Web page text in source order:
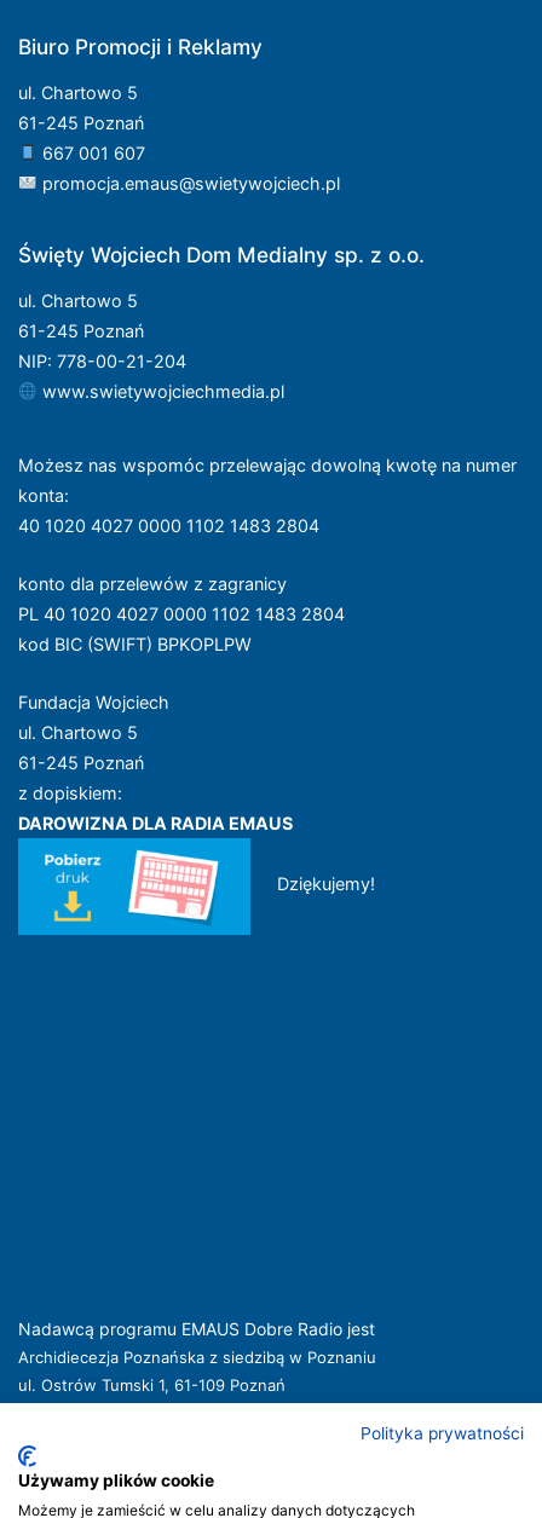
Biuro Promocji i Reklamy
ul. Chartowo 5
61-245 Poznań
667 001 607
promocja.emaus@swietywojciech.pl
Święty Wojciech Dom Medialny sp. z o.o.
ul. Chartowo 5
61-245 Poznań
NIP: 778-00-21-204
www.swietywojciechmedia.pl
Możesz nas wspomóc przelewając dowolną kwotę na numer
konta:
40 1020 4027 0000 1102 1483 2804
konto dla przelewów z zagranicy
PL 40 1020 4027 0000 1102 1483 2804
kod BIC (SWIFT) BPKOPLPW
Fundacja Wojciech
ul. Chartowo 5
61-245 Poznań
z dopiskiem:
DAROWIZNA DLA RADIA EMAUS
Dziękujemy!
Nadawcą programu EMAUS Dobre Radio jest
Archidiecezja Poznańska z siedzibą w Poznaniu
ul. Ostrów Tumski 1, 61-109 Poznań
Nadawca oferuje usługi medialne obejmujące rozpowszechnianie programu
radiowego pod nazwą EMAUS Dobre Radio oraz prowadzenie portalu
Polityka prywatności
Używamy plików cookie
Możemy je zamieścić w celu analizy danych dotyczących